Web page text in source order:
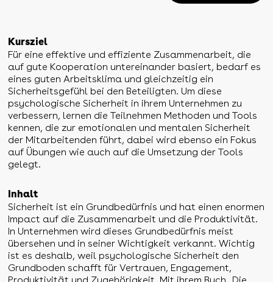
Kursziel
Für eine effektive und effiziente Zusammenarbeit, die
auf gute Kooperation untereinander basiert, bedarf es
eines guten Arbeitsklima und gleichzeitig ein
Sicherheitsgefühl bei den Beteiligten. Um diese
psychologische Sicherheit in ihrem Unternehmen zu
verbessern, lernen die Teilnehmen Methoden und Tools
kennen, die zur emotionalen und mentalen Sicherheit
der Mitarbeitenden führt, dabei wird ebenso ein Fokus
auf Übungen wie auch auf die Umsetzung der Tools
gelegt.
Inhalt
Sicherheit ist ein Grundbedürfnis und hat einen enormen
Impact auf die Zusammenarbeit und die Produktivität.
In Unternehmen wird dieses Grundbedürfnis meist
übersehen und in seiner Wichtigkeit verkannt. Wichtig
ist es deshalb, weil psychologische Sicherheit den
Grundboden schafft für Vertrauen, Engagement,
Produktivität und Zugehörigkeit. Mit ihrem Buch „Die